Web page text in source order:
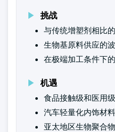
挑战
与传统增塑剂相比
生物基原料供应的
在极端加工条件下
机遇
食品接触级和医用
汽车轻量化内饰材
亚太地区生物聚合